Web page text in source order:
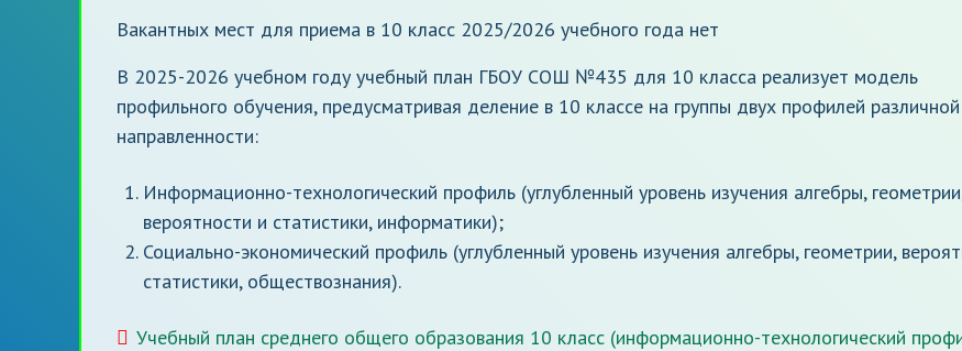
Вакантных мест для приема в 10 класс 2025/2026 учебного года нет
В 2025-2026 учебном году учебный план ГБОУ СОШ №435 для 10 класса реализует модель
профильного обучения, предусматривая деление в 10 классе на группы двух профилей различной
направленности:
Информационно-технологический профиль (углубленный уровень изучения алгебры,
вероятности и статистики, информатики);
Социально-экономический профиль (углубленный уровень изучения алгебры, геометрии,
статистики, обществознания).
Учебный план среднего общего образования 10 класс (информационно-технологический